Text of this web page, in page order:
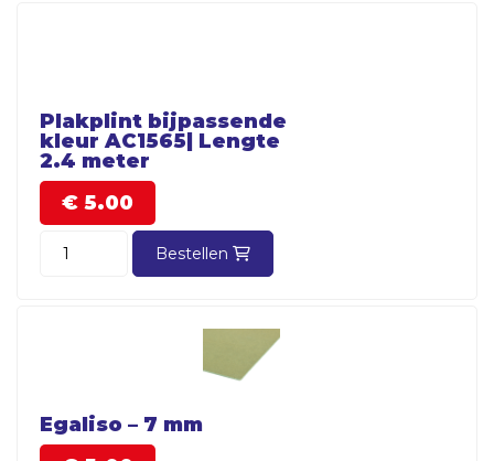
Plakplint bijpassende
kleur AC1565| Lengte
2.4 meter
€ 5.00
Bestellen
Egaliso – 7 mm